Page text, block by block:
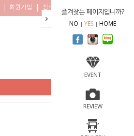
즐겨찾는 페이지입니까?
NO YES HOME
EVENT
REVIEW
회원가입 장바구니